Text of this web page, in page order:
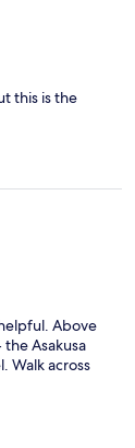
this is the
Above
Asakusa
Walk across